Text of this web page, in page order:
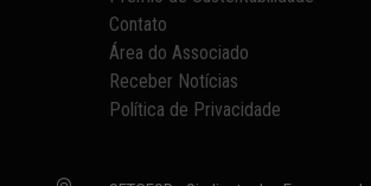
Contato
Área do Associado
Receber Notícias
Política de Privacidade